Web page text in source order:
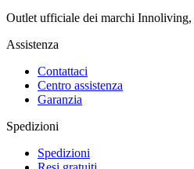
Outlet ufficiale dei marchi Innoliving,
Assistenza
Contattaci
Centro assistenza
Garanzia
Spedizioni
Spedizioni